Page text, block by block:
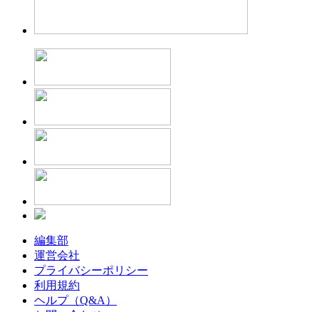
編集部
運営会社
プライバシーポリシー
利用規約
ヘルプ（Q&A）